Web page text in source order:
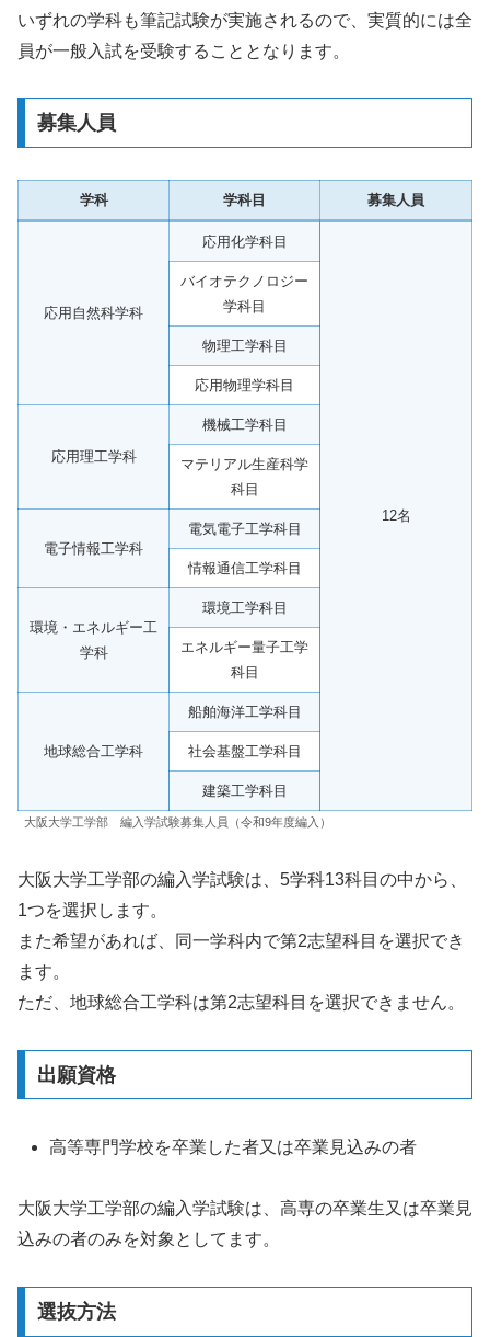
いずれの学科も筆記試験が実施されるので、実質的には全
員が一般入試を受験することとなります。
募集人員
学科 学科目 募集人員
応用自然科学科
応用化学科目
12名
バイオテクノロジー
学科目
物理工学科目
応用物理学科目
応用理工学科
機械工学科目
マテリアル生産科学
科目
電子情報工学科
電気電子工学科目
情報通信工学科目
環境・エネルギー工
学科
環境工学科目
エネルギー量子工学
科目
地球総合工学科
船舶海洋工学科目
社会基盤工学科目
建築工学科目
大阪大学工学部 編入学試験募集人員（令和9年度編入）
大阪大学工学部の編入学試験は、5学科13科目の中から、
1つを選択します。
また希望があれば、同一学科内で第2志望科目を選択でき
ます。
ただ、地球総合工学科は第2志望科目を選択できません。
出願資格
高等専門学校を卒業した者又は卒業見込みの者
大阪大学工学部の編入学試験は、高専の卒業生又は卒業見
込みの者のみを対象としてます。
選抜方法